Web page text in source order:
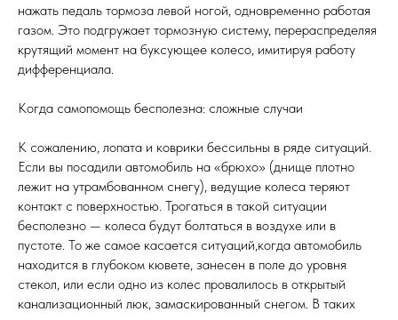
нажать педаль тормоза левой ногой, одновременно работая
газом. Это подгружает тормозную систему, перераспределяя
крутящий момент на буксующее колесо, имитируя работу
дифференциала.
Когда самопомощь бесполезна: сложные случаи
К сожалению, лопата и коврики бессильны в ряде ситуаций.
Если вы посадили автомобиль на «брюхо» (днище плотно
лежит на утрамбованном снегу), ведущие колеса теряют
контакт с поверхностью. Трогаться в такой ситуации
бесполезно — колеса будут болтаться в воздухе или в
пустоте. То же самое касается ситуаций,когда автомобиль
находится в глубоком кювете, занесен в поле до уровня
стекол, или если одно из колес провалилось в открытый
канализационный люк, замаскированный снегом. В таких